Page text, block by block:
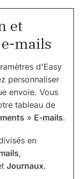
et
mails
d'Easy
personnaliser
envoie. Vous
tableau de
» E-mails.
en
,
Journaux.